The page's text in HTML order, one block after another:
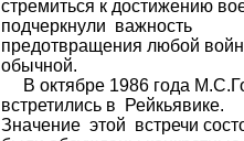
стремиться к достижению
подчеркнули важ­ность
предотвращения любой
обычной.
В октябре 1986 года
встретились в Рейкь­явике.
Значение этой встречи